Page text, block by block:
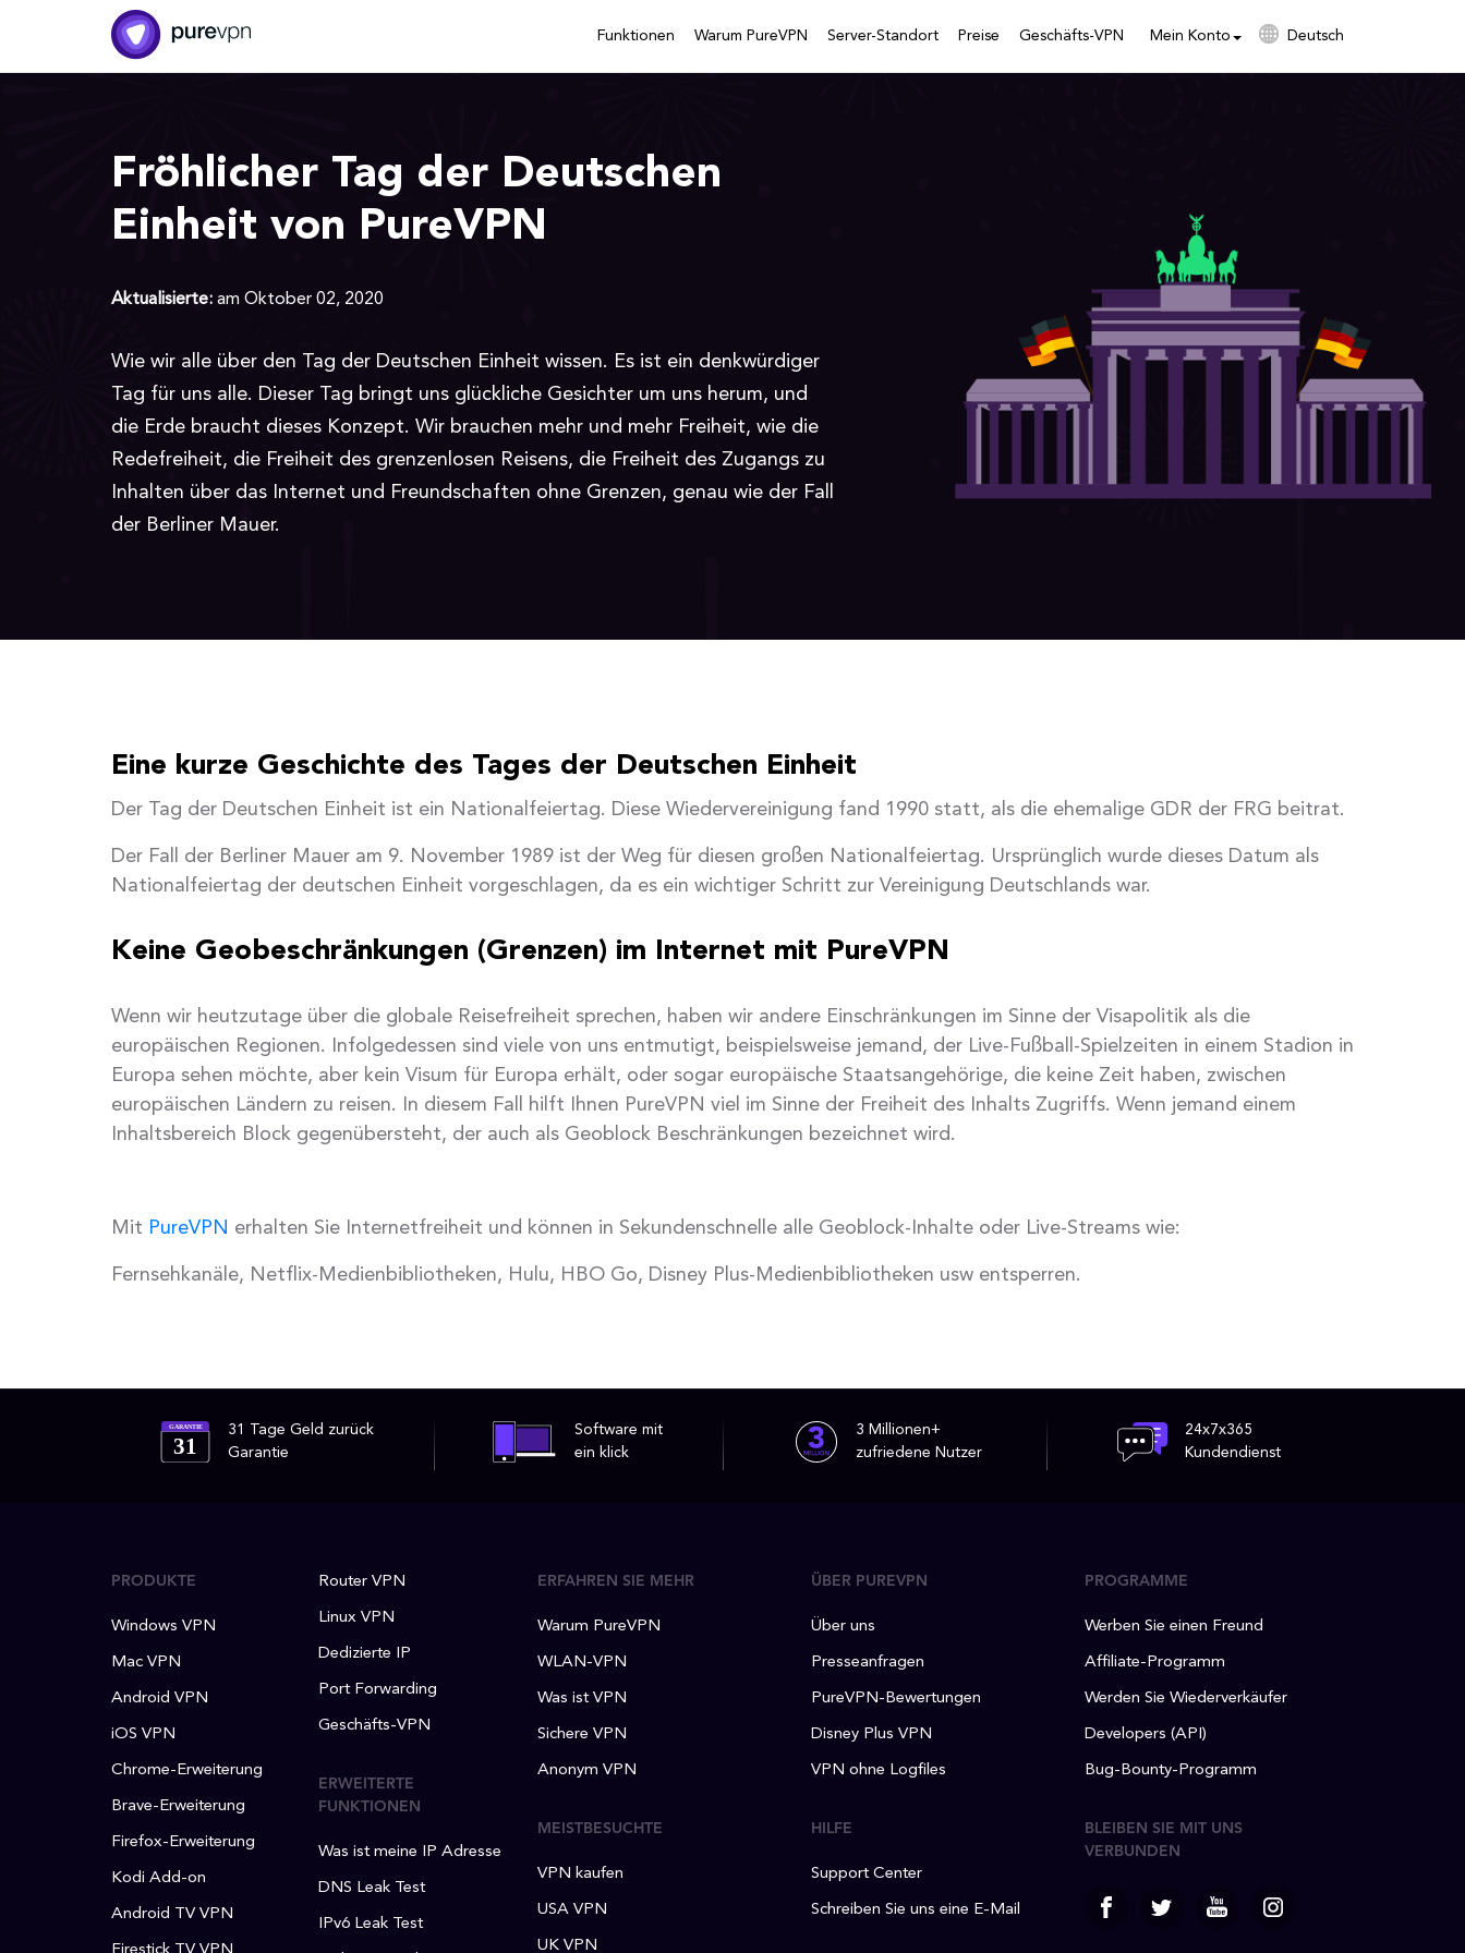
Funktionen Warum PureVPN Server-Standort Preise Geschäfts-VPN Mein Konto Deutsch
Fröhlicher Tag der Deutschen
Einheit von PureVPN
Aktualisierte: am Oktober 02, 2020
Wie wir alle über den Tag der Deutschen Einheit wissen. Es ist ein denkwürdiger
Tag für uns alle. Dieser Tag bringt uns glückliche Gesichter um uns herum, und
die Erde braucht dieses Konzept. Wir brauchen mehr und mehr Freiheit, wie die
Redefreiheit, die Freiheit des grenzenlosen Reisens, die Freiheit des Zugangs zu
Inhalten über das Internet und Freundschaften ohne Grenzen, genau wie der Fall
der Berliner Mauer.
Eine kurze Geschichte des Tages der Deutschen Einheit
Der Tag der Deutschen Einheit ist ein Nationalfeiertag. Diese Wiedervereinigung fand 1990 statt, als die ehemalige GDR der FRG beitrat.
Der Fall der Berliner Mauer am 9. November 1989 ist der Weg für diesen großen Nationalfeiertag. Ursprünglich wurde dieses Datum als
Nationalfeiertag der deutschen Einheit vorgeschlagen, da es ein wichtiger Schritt zur Vereinigung Deutschlands war.
Keine Geobeschränkungen (Grenzen) im Internet mit PureVPN
Wenn wir heutzutage über die globale Reisefreiheit sprechen, haben wir andere Einschränkungen im Sinne der Visapolitik als die
europäischen Regionen. Infolgedessen sind viele von uns entmutigt, beispielsweise jemand, der Live-Fußball-Spielzeiten in einem Stadion in
Europa sehen möchte, aber kein Visum für Europa erhält, oder sogar europäische Staatsangehörige, die keine Zeit haben, zwischen
europäischen Ländern zu reisen. In diesem Fall hilft Ihnen PureVPN viel im Sinne der Freiheit des Inhalts Zugriffs. Wenn jemand einem
Inhaltsbereich Block gegenübersteht, der auch als Geoblock Beschränkungen bezeichnet wird.
Mit PureVPN erhalten Sie Internetfreiheit und können in Sekundenschnelle alle Geoblock-Inhalte oder Live-Streams wie:
Fernsehkanäle, Netflix-Medienbibliotheken, Hulu, HBO Go, Disney Plus-Medienbibliotheken usw entsperren.
31
GARANTIE
31 Tage Geld zurück
Garantie
Software mit
ein klick
3 Millionen+
zufriedene Nutzer
24x7x365
Kundendienst
PRODUKTE
Windows VPN
Mac VPN
Android VPN
iOS VPN
Chrome-Erweiterung
Brave-Erweiterung
Firefox-Erweiterung
Kodi Add-on
Android TV VPN
Router VPN
Linux VPN
Dedizierte IP
Port Forwarding
Geschäfts-VPN
ERWEITERTE
FUNKTIONEN
Was ist meine IP Adresse
DNS Leak Test
IPv6 Leak Test
ERFAHREN SIE MEHR
Warum PureVPN
WLAN-VPN
Was ist VPN
Sichere VPN
Anonym VPN
MEISTBESUCHTE
VPN kaufen
USA VPN
UK VPN
ÜBER PUREVPN
Über uns
Presseanfragen
PureVPN-Bewertungen
Disney Plus VPN
VPN ohne Logfiles
HILFE
Support Center
Schreiben Sie uns eine E-Mail
PROGRAMME
Werben Sie einen Freund
Affiliate-Programm
Werden Sie Wiederverkäufer
Developers (API)
Bug-Bounty-Programm
BLEIBEN SIE MIT UNS
VERBUNDEN